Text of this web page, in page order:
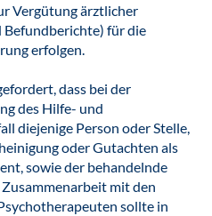
Vergütung ärztlicher
Befundberichte) für die
erfolgen.
dass bei der
des Hilfe- und
diejenige Person oder Stelle,
oder Gutachten als
sowie der behandelnde
mit den
sollte in